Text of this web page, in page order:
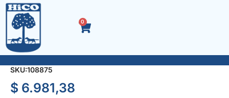
0
SELLADOR SILICONA x 300 gr. S28 BLANCO
SKU:108875
$ 6.981,38